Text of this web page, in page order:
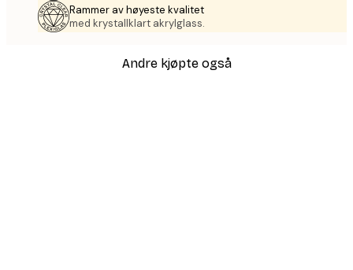
Rammer av høyeste kvalitet
med krystallklart akrylglass.
Andre kjøpte også